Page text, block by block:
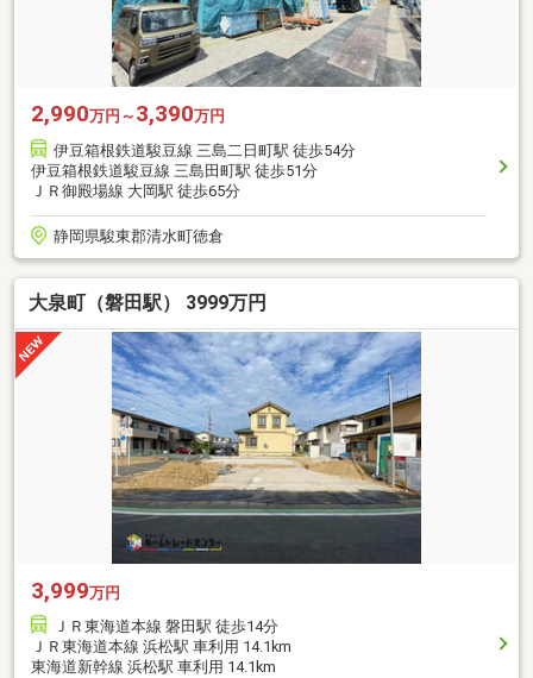
2,990万円～ 3,390万円
伊豆箱根鉄道駿豆線 三島二日町駅 徒歩54分
伊豆箱根鉄道駿豆線 三島田町駅 徒歩51分
ＪＲ御殿場線 大岡駅 徒歩65分
静岡県駿東郡清水町徳倉
大泉町（磐田駅） 3999万円
3,999万円
ＪＲ東海道本線 磐田駅 徒歩14分
ＪＲ東海道本線 浜松駅 車利用 14.1km
東海道新幹線 浜松駅 車利用 14.1km